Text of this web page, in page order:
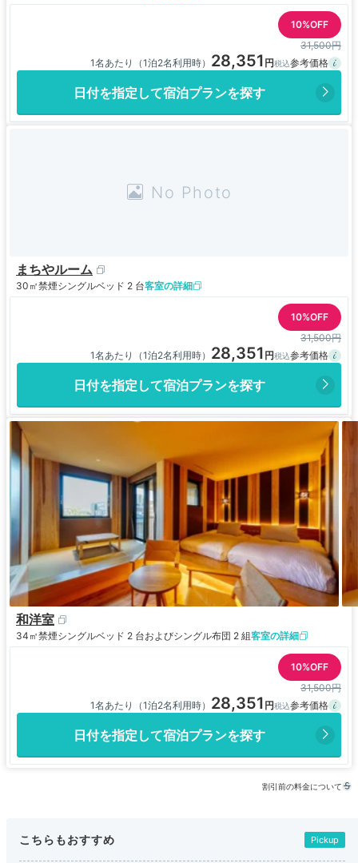
10%OFF
31,500円
1名あたり（1泊2名利用時） 28,351
日付を指定して宿泊プランを探す
まちやルーム
30㎡禁煙シングルベッド 2 台客室の詳細
10%OFF
31,500円
1名あたり（1泊2名利用時） 28,351
日付を指定して宿泊プランを探す
和洋室
34㎡禁煙シングルベッド 2 台およびシングル布団 2 組客室の詳細
10%OFF
31,500円
1名あたり（1泊2名利用時） 28,351
日付を指定して宿泊プランを探す
割引前の料金について
こちらもおすすめ Pickup